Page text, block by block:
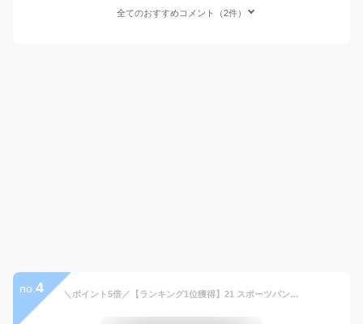
全てのおすすめコメント（2件）
no. 4 ＼ポイント5倍／【ランキング1位獲得】21 スポーツパンツ 春夏 ひんやり 接触冷感ジョガーパンツ 涼しい ズボン メンズ ズボン ストレッチ 速乾タイプ スポーツ パンツ ランニングウェア ロングパンツ ジム ヨガウエア ランニングウエア